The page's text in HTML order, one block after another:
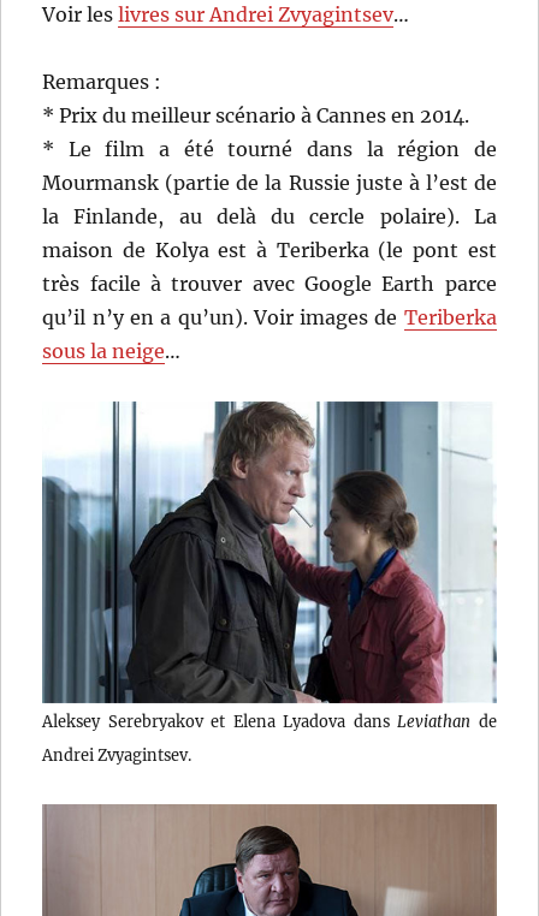
Voir leslivres sur Andrei Zvyagintsev…
Remarques :
* Prix du meilleur scénario à Cannes en 2014.
* Le film a été tourné dans la région de
Mourmansk (partie de la Russie juste à l’est de
la Finlande, au delà du cercle polaire). La
maison de Kolya est à Teriberka (le pont est
très facile à trouver avec Google Earth parce
qu’il n’y en a qu’un). Voir images de Teriberka
sous la neige…
Aleksey Serebryakov et Elena Lyadova dans Leviathan de
Andrei Zvyagintsev.